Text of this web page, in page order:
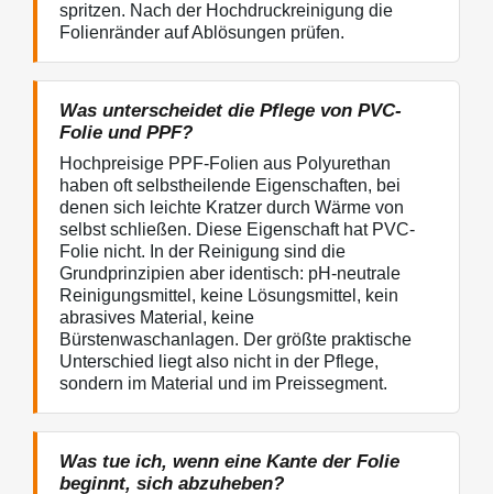
spritzen. Nach der Hochdruckreinigung die
Folienränder auf Ablösungen prüfen.
Was unterscheidet die Pflege von PVC-
Folie und PPF?
Hochpreisige PPF-Folien aus Polyurethan
haben oft selbstheilende Eigenschaften, bei
denen sich leichte Kratzer durch Wärme von
selbst schließen. Diese Eigenschaft hat PVC-
Folie nicht. In der Reinigung sind die
Grundprinzipien aber identisch: pH-neutrale
Reinigungsmittel, keine Lösungsmittel, kein
abrasives Material, keine
Bürstenwaschanlagen. Der größte praktische
Unterschied liegt also nicht in der Pflege,
sondern im Material und im Preissegment.
Was tue ich, wenn eine Kante der Folie
beginnt, sich abzuheben?